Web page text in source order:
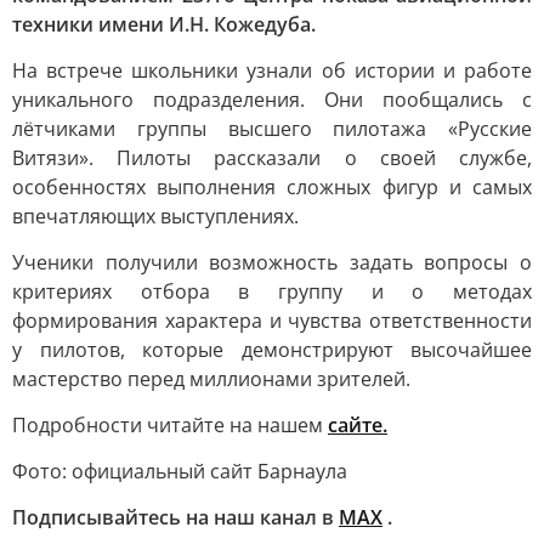
техники имени И.Н. Кожедуба.
На встрече школьники узнали об истории и работе
уникального подразделения. Они пообщались с
лётчиками группы высшего пилотажа «Русские
Витязи». Пилоты рассказали о своей службе,
особенностях выполнения сложных фигур и самых
впечатляющих выступлениях.
Ученики получили возможность задать вопросы о
критериях отбора в группу и о методах
формирования характера и чувства ответственности
у пилотов, которые демонстрируют высочайшее
мастерство перед миллионами зрителей.
Подробности читайте на нашем сайте.
Фото: официальный сайт Барнаула
Подписывайтесь на наш канал в МАХ .